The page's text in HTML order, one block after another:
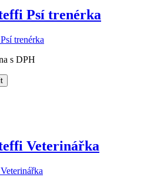
Psí trenérka
s DPH
Veterinářka